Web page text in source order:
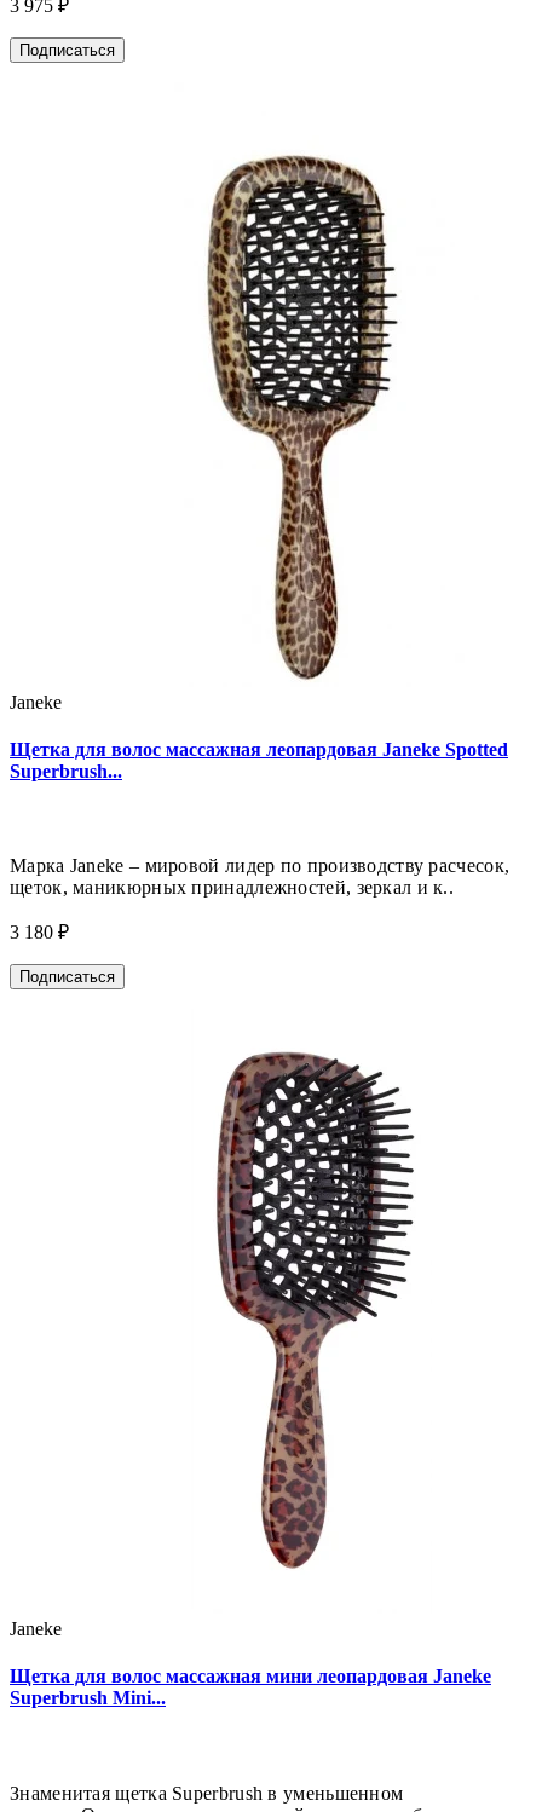
3 975 ₽
Подписаться
Janeke
Щетка для волос массажная леопардовая Janeke Spotted
Superbrush...
Марка Janeke – мировой лидер по производству расчесок,
щеток, маникюрных принадлежностей, зеркал и к..
3 180 ₽
Подписаться
Janeke
Щетка для волос массажная мини леопардовая Janeke
Superbrush Mini...
Знаменитая щетка Superbrush в уменьшенном